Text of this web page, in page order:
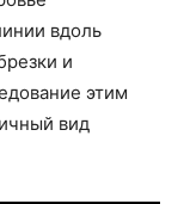
вдоль
и
этим
вид